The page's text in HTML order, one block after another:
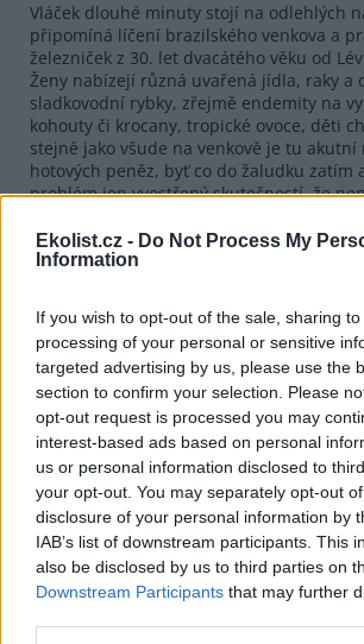
Ekolist.cz - Do Not Process My
Information
If you wish to opt-out of the sale, sharing
processing of your personal or sensitive
targeted advertising by us, please use the
section to confirm your selection. Please
opt-out request is processed you may
interest-based ads based on personal
us or personal information disclosed to
your opt-out. You may separately opt-out
disclosure of your personal information by
IAB’s list of downstream participants. This
also be disclosed by us to third parties on
Downstream Participants that may further
Vláček dlouhé minuty stojí na odlehlých
připomíná líčení brazilského venkova a
železniček z 30. let dvacátého věku od
Ženy nabízejí různá uvařená jídla, raky a
sladkovodní rybky, zřejmě endemity na
kohouty či krocany, tropické ovoce, děti
stejně jako všude na venkově je tu akutní
hotových peněz, byť co do žaludku zatím
problém jen vyostřený skutečností, že
den u silnice a doufat, šanci přinášejí jen
Ve statistikách čítáme, že 80 % Malgašů je
venkovští samozásobitelé s kouskem
v případě zámožnosti i nějakým tím
s vanilkou, kávou, čajem a olejovými
Ač to u nás vypadá poměrně utěšeněji,
možná větší perspektivu, než si myslíme,
startuje tam, kde my kdysi.
Jistě, může se to nějak zaseknout a země
haitskou cestu, z níž není zřejmě úniku,
napřesrok tam Číňané přeloží v rámci
fabriky. Započne průmyslová revoluce, tak
v roce 1830. I madagaskarská populace
a mnohokrát jsem si na ostrově na
Malgaši zvolna na naši dějinnou